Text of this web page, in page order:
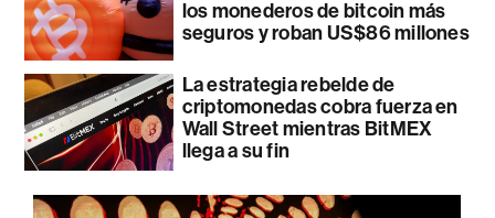
los monederos de bitcoin más
seguros y roban US$86 millones
La estrategia rebelde de
criptomonedas cobra fuerza en
Wall Street mientras BitMEX
llega a su fin